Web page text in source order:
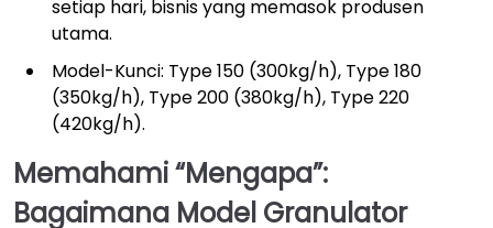
setiap hari, bisnis yang memasok produsen
utama.
Model-Kunci: Type 150 (300kg/h), Type 180
(350kg/h), Type 200 (380kg/h), Type 220
(420kg/h).
Memahami “Mengapa”:
Bagaimana Model Granulator